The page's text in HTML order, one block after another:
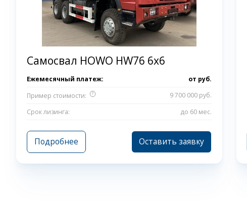
Самосвал HOWO HW76 6x6
Ежемесячный платеж: от руб.
Пример стоимости:
?
9 700 000 руб.
Срок лизинга:
до 60 мес.
Подробнее Оставить заявку